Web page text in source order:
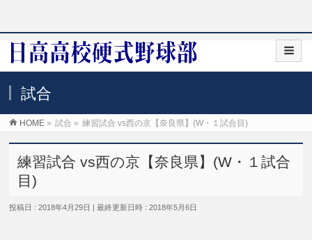
試合
HOME » 試合 » 練習試合 vs西の京【奈良県】(W・１試合目)
練習試合 vs西の京【奈良県】(W・１試合
目)
投稿日 : 2018年4月29日 最終更新日時 : 2018年5月6日